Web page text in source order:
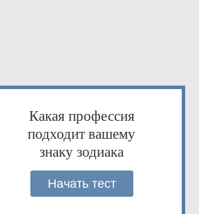
Какая профессия
подходит вашему
знаку зодиака
Начать тест